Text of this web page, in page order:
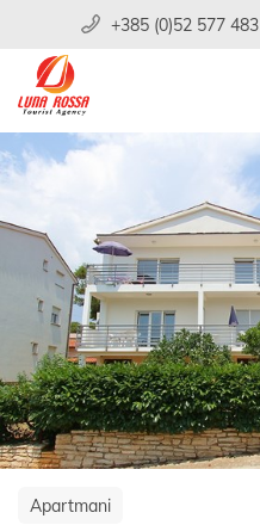
+385 (0)52 577 483
Apartmani